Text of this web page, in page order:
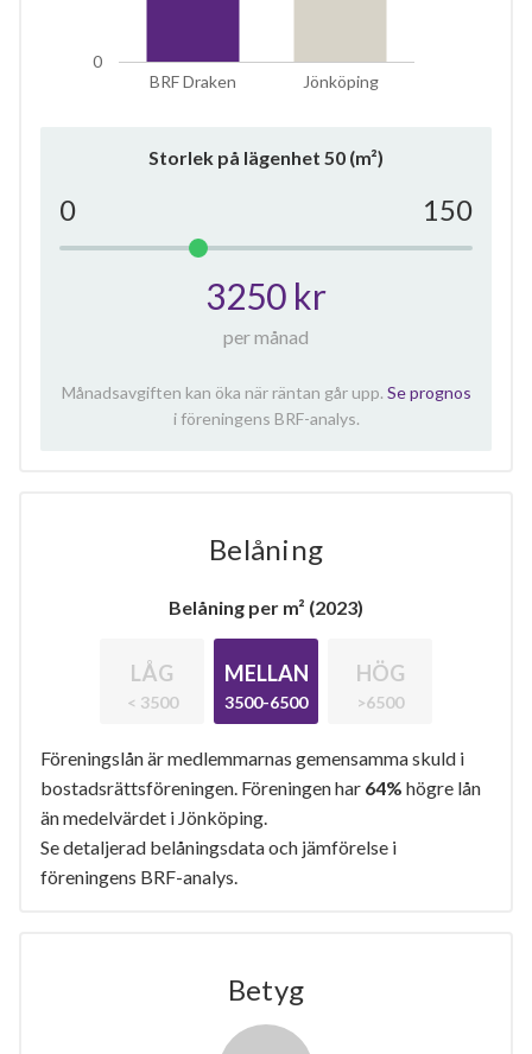
BRF Draken Jönköping
0
Storlek på lägenhet 50 (m²)
0 150
3250 kr
per månad
Månadsavgiften kan öka när räntan går upp. Se prognos
i föreningens BRF-analys.
Belåning
Belåning per m² (2023)
LÅG
< 3500
MELLAN
3500-6500
HÖG
>6500
Föreningslån är medlemmarnas gemensamma skuld i
bostadsrättsföreningen. Föreningen har 64% högre lån
än medelvärdet i Jönköping.
Se detaljerad belåningsdata och jämförelse i
föreningens BRF-analys.
Betyg